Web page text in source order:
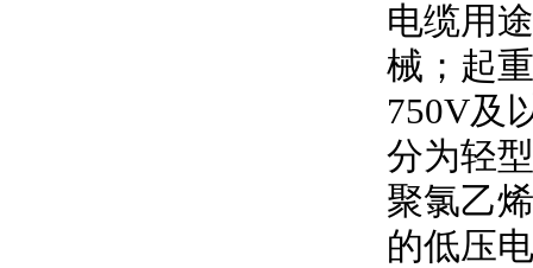
电缆用
械；起
750V及
分为轻
聚氯乙
的低压